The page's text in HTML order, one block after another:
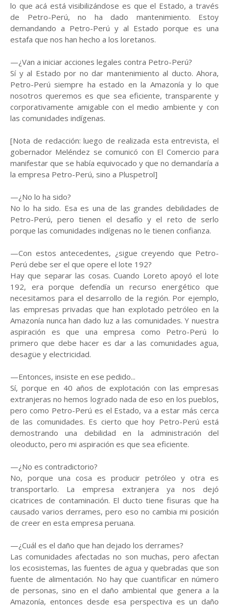
lo que acá está visibilizándose es que el Estado, a través
de Petro-Perú, no ha dado mantenimiento. Estoy
demandando a Petro-Perú y al Estado porque es una
estafa que nos han hecho a los loretanos.
—¿Van a iniciar acciones legales contra Petro-Perú?
Sí y al Estado por no dar mantenimiento al ducto. Ahora,
Petro-Perú siempre ha estado en la Amazonía y lo que
nosotros queremos es que sea eficiente, transparente y
corporativamente amigable con el medio ambiente y con
las comunidades indígenas.
[Nota de redacción: luego de realizada esta entrevista, el
gobernador Meléndez se comunicó con El Comercio para
manifestar que se había equivocado y que no demandaría a
la empresa Petro-Perú, sino a Pluspetrol]
—¿No lo ha sido?
No lo ha sido. Esa es una de las grandes debilidades de
Petro-Perú, pero tienen el desafío y el reto de serlo
porque las comunidades indígenas no le tienen confianza.
—Con estos antecedentes, ¿sigue creyendo que Petro-
Perú debe ser el que opere el lote 192?
Hay que separar las cosas. Cuando Loreto apoyó el lote
192, era porque defendía un recurso energético que
necesitamos para el desarrollo de la región. Por ejemplo,
las empresas privadas que han explotado petróleo en la
Amazonía nunca han dado luz a las comunidades. Y nuestra
aspiración es que una empresa como Petro-Perú lo
primero que debe hacer es dar a las comunidades agua,
desagüe y electricidad.
—Entonces, insiste en ese pedido...
Sí, porque en 40 años de explotación con las empresas
extranjeras no hemos logrado nada de eso en los pueblos,
pero como Petro-Perú es el Estado, va a estar más cerca
de las comunidades. Es cierto que hoy Petro-Perú está
demostrando una debilidad en la administración del
oleoducto, pero mi aspiración es que sea eficiente.
—¿No es contradictorio?
No, porque una cosa es producir petróleo y otra es
transportarlo. La empresa extranjera ya nos dejó
cicatrices de contaminación. El ducto tiene fisuras que ha
causado varios derrames, pero eso no cambia mi posición
de creer en esta empresa peruana.
—¿Cuál es el daño que han dejado los derrames?
Las comunidades afectadas no son muchas, pero afectan
los ecosistemas, las fuentes de agua y quebradas que son
fuente de alimentación. No hay que cuantificar en número
de personas, sino en el daño ambiental que genera a la
Amazonía, entonces desde esa perspectiva es un daño